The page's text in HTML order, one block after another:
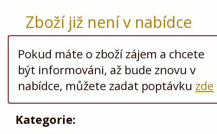
Zboží již není v nabídce
Pokud máte o zboží zájem a chcete
být informováni, až bude znovu v
nabídce, můžete zadat poptávku zde
Kategorie: